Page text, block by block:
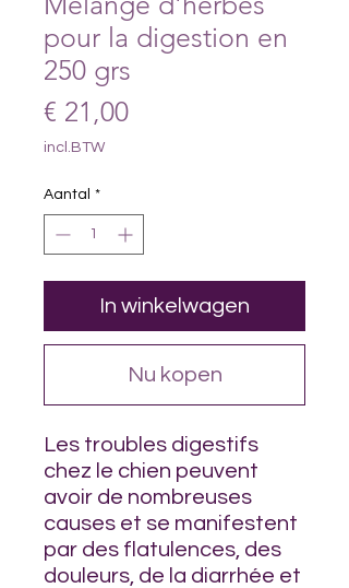
pour la digestion en
250 grs
€ 21,00Prijs
incl.BTW
Aantal *
In winkelwagen
Nu kopen
Les troubles digestifs
chez le chien peuvent
avoir de nombreuses
causes et se manifestent
par des flatulences, des
douleurs, de la diarrhée et